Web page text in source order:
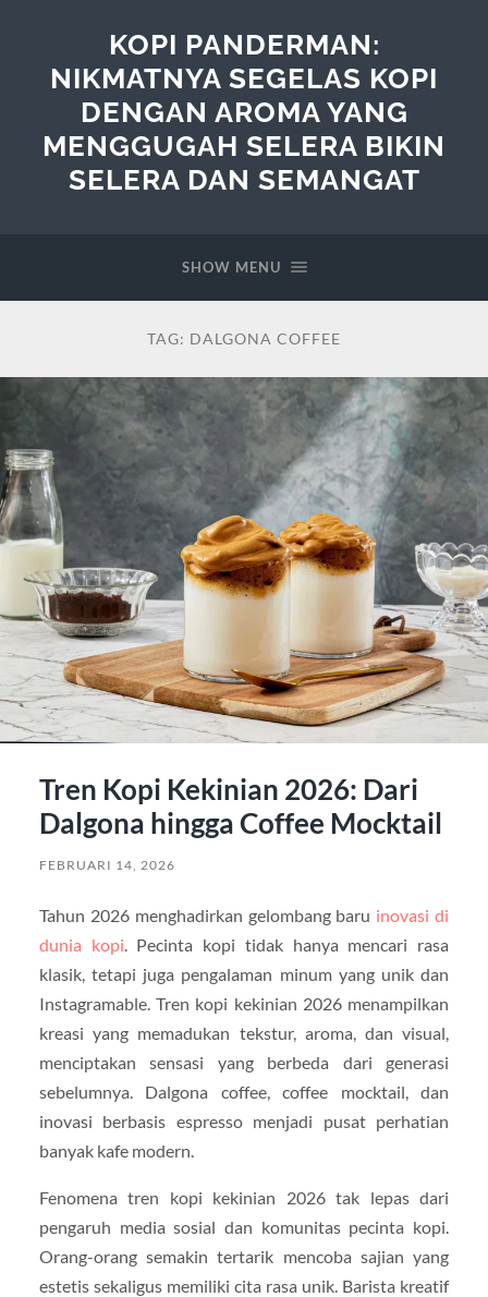
KOPI PANDERMAN:
NIKMATNYA SEGELAS KOPI
DENGAN AROMA YANG
MENGGUGAH SELERA BIKIN
SELERA DAN SEMANGAT
SHOW MENU
TAG: DALGONA COFFEE
Tren Kopi Kekinian 2026: Dari
Dalgona hingga Coffee Mocktail
FEBRUARI 14, 2026
Tahun 2026 menghadirkan gelombang baru inovasi di
dunia kopi . Pecinta kopi tidak hanya mencari rasa
klasik, tetapi juga pengalaman minum yang unik dan
Instagramable. Tren kopi kekinian 2026 menampilkan
kreasi yang memadukan tekstur, aroma, dan visual,
menciptakan sensasi yang berbeda dari generasi
sebelumnya. Dalgona coffee, coffee mocktail, dan
inovasi berbasis espresso menjadi pusat perhatian
banyak kafe modern.
Fenomena tren kopi kekinian 2026 tak lepas dari
pengaruh media sosial dan komunitas pecinta kopi.
Orang-orang semakin tertarik mencoba sajian yang
estetis sekaligus memiliki cita rasa unik. Barista kreatif